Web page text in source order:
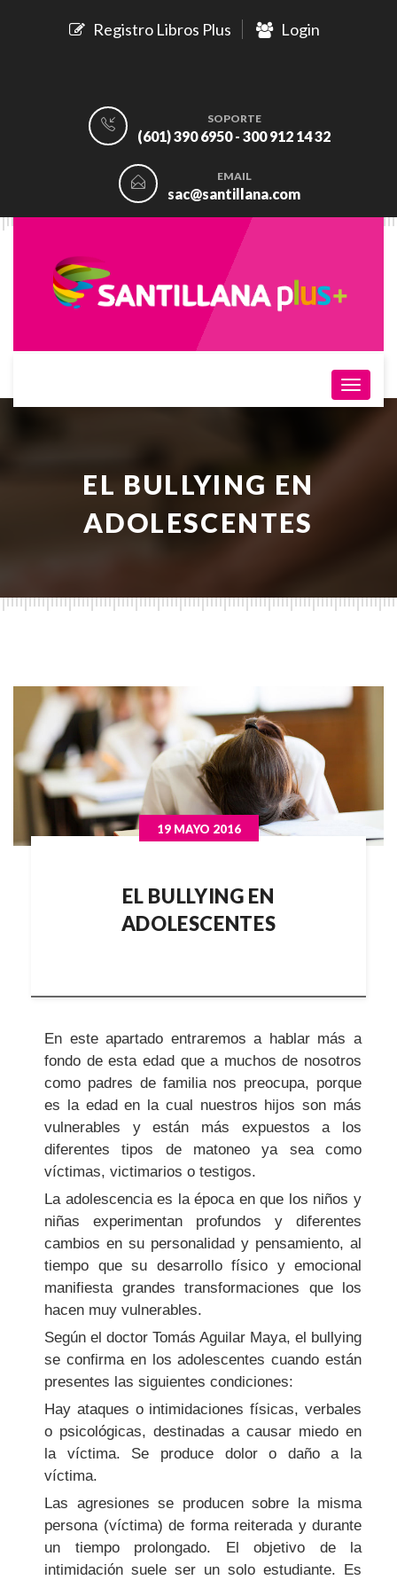
Registro Libros Plus Login
SOPORTE
(601) 390 6950 - 300 912 14 32
EMAIL
sac@santillana.com
EL BULLYING EN
ADOLESCENTES
EL BULLYING EN
ADOLESCENTES
19 MAYO 2016
En este apartado entraremos a hablar más a
fondo de esta edad que a muchos de nosotros
como padres de familia nos preocupa, porque
es la edad en la cual nuestros hijos son más
vulnerables y están más expuestos a los
diferentes tipos de matoneo ya sea como
víctimas, victimarios o testigos.
La adolescencia es la época en que los niños y
niñas experimentan profundos y diferentes
cambios en su personalidad y pensamiento, al
tiempo que su desarrollo físico y emocional
manifiesta grandes transformaciones que los
hacen muy vulnerables.
Según el doctor Tomás Aguilar Maya, el bullying
se confirma en los adolescentes cuando están
presentes las siguientes condiciones:
Hay ataques o intimidaciones físicas, verbales
o psicológicas, destinadas a causar miedo en
la víctima. Se produce dolor o daño a la
víctima.
Las agresiones se producen sobre la misma
persona (víctima) de forma reiterada y durante
un tiempo prolongado. El objetivo de la
intimidación suele ser un solo estudiante. Es